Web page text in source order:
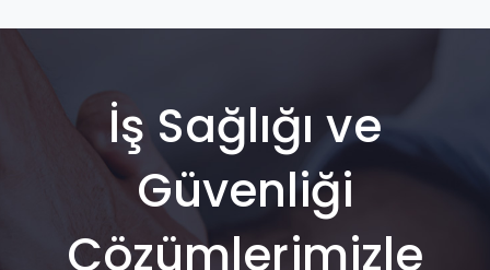
İş Sağlığı ve
Güvenliği
Çözümlerimizle